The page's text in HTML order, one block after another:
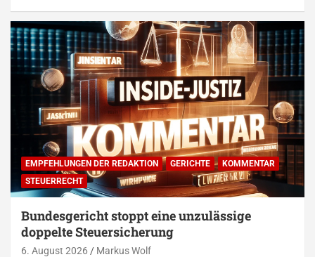
EMPFEHLUNGEN DER REDAKTION GERICHTE
KOMMENTAR
STEUERRECHT
Bundesgericht stoppt eine unzulässige
doppelte Steuersicherung
6. August 2026 Markus Wolf